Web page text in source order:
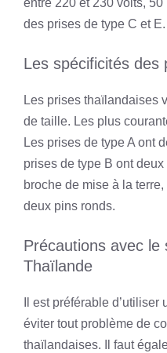
des prises de type C et E.
Les spécificités des
Les prises thaïlandaises
de taille. Les plus
Les prises de type A ont
prises de type B ont
broche de mise à la
deux pins ronds.
Précautions avec le
Thaïlande
Il est préférable
éviter tout problème de
thaïlandaises. Il faut